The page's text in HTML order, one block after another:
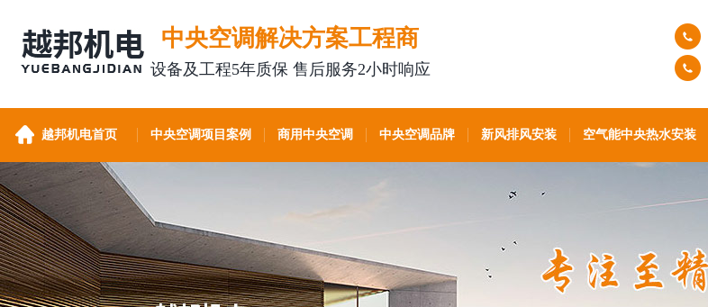
中央空调解决方案工程商
设备及工程5年质保 售后服务2小时响应
越邦机电首页 中央空调项目案例 商用中央空调 中央空调品牌 新风排风安装 空气能中央热水安装